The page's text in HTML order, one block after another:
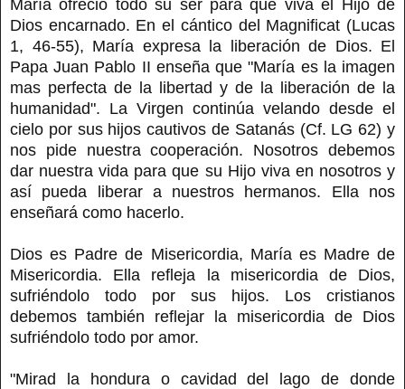
María ofreció todo su ser para que viva el Hijo de
Dios encarnado. En el cántico del Magnificat (Lucas
1, 46-55), María expresa la liberación de Dios. El
Papa Juan Pablo II enseña que "María es la imagen
mas perfecta de la libertad y de la liberación de la
humanidad". La Virgen continúa velando desde el
cielo por sus hijos cautivos de Satanás (Cf. LG 62) y
nos pide nuestra cooperación. Nosotros debemos
dar nuestra vida para que su Hijo viva en nosotros y
así pueda liberar a nuestros hermanos. Ella nos
enseñará como hacerlo.
Dios es Padre de Misericordia, María es Madre de
Misericordia. Ella refleja la misericordia de Dios,
sufriéndolo todo por sus hijos. Los cristianos
debemos también reflejar la misericordia de Dios
sufriéndolo todo por amor.
"Mirad la hondura o cavidad del lago de donde